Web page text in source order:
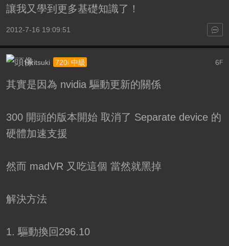
讓我又學到更多基礎知識了！
2012-7-16 19:09:51
6F
Hiritsuki 720i 中級
其實是因為 nvidia 驅動更新的關係
300 開頭的版本開始 取消了 Separate device 的
硬體加速支援
然而 madVR 又吃這個 當然就黑掉
解決方法
1. 驅動換回296.10